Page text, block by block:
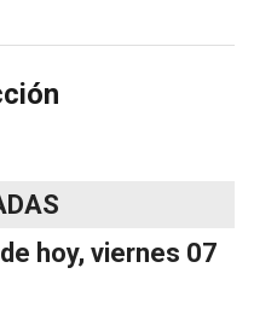
hoy, viernes 07